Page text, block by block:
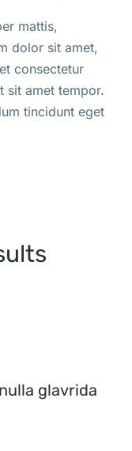
mattis,
dolor sit amet,
consectetur
sit amet tempor.
tincidunt eget
glavrida